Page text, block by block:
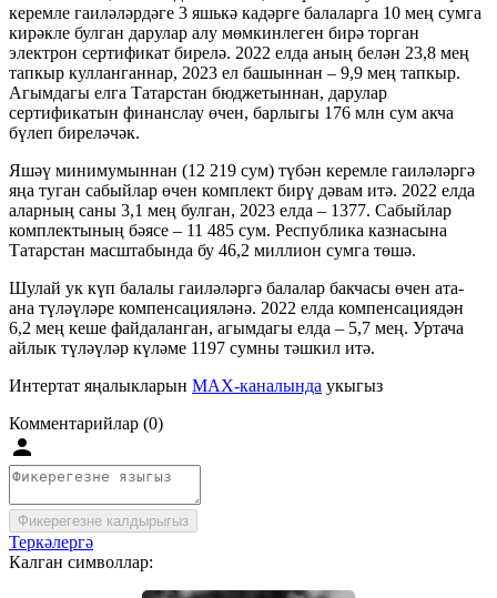
керемле гаиләләрдәге 3 яшькә кадәрге балаларга 10 мең сумга
кирәкле булган дарулар алу мөмкинлеген бирә торган
электрон сертификат бирелә. 2022 елда аның белән 23,8 мең
тапкыр кулланганнар, 2023 ел башыннан – 9,9 мең тапкыр.
Агымдагы елга Татарстан бюджетыннан, дарулар
сертификатын финанслау өчен, барлыгы 176 млн сум акча
бүлеп биреләчәк.
Яшәү минимумыннан (12 219 сум) түбән керемле гаиләләргә
яңа туган сабыйлар өчен комплект бирү дәвам итә. 2022 елда
аларның саны 3,1 мең булган, 2023 елда – 1377. Сабыйлар
комплектының бәясе – 11 485 сум. Республика казнасына
Татарстан масштабында бу 46,2 миллион сумга төшә.
Шулай ук күп балалы гаиләләргә балалар бакчасы өчен ата-
ана түләүләре компенсацияләнә. 2022 елда компенсациядән
6,2 мең кеше файдаланган, агымдагы елда – 5,7 мең. Уртача
айлык түләүләр күләме 1197 сумны тәшкил итә.
Интертат яңалыкларын MAX-каналында укыгыз
Комментарийлар (0)
Фикерегезне калдырыгыз
Теркәлергә
Калган символлар: